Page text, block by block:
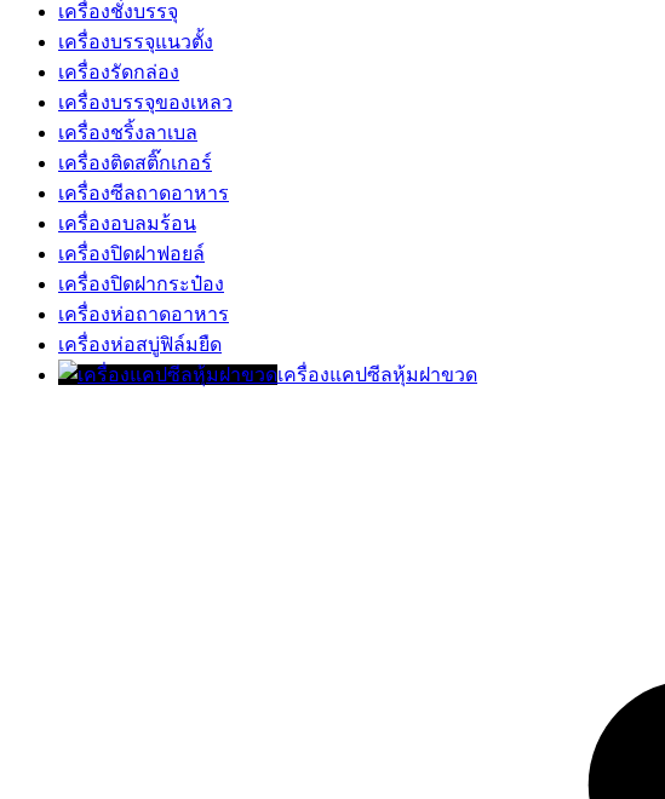
เครื่องชั่งบรรจุ
เครื่องบรรจุแนวตั้ง
เครื่องรัดกล่อง
เครื่องบรรจุของเหลว
เครื่องชริ้งลาเบล
เครื่องติดสติ๊กเกอร์
เครื่องซีลถาดอาหาร
เครื่องอบลมร้อน
เครื่องปิดฝาฟอยล์
เครื่องปิดฝากระป๋อง
เครื่องห่อถาดอาหาร
เครื่องห่อสบู่ฟิล์มยืด
เครื่องแคปซีลหุ้มฝาขวด